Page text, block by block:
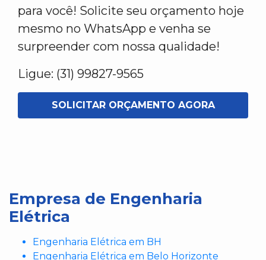
para você! Solicite seu orçamento hoje
mesmo no WhatsApp e venha se
surpreender com nossa qualidade!
Ligue: (31) 99827-9565
SOLICITAR ORÇAMENTO AGORA
Empresa de Engenharia
Elétrica
Engenharia Elétrica em BH
Engenharia Elétrica em Belo Horizonte